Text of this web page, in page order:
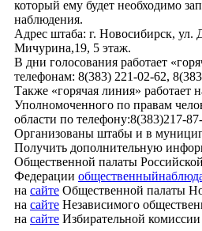
который ему будет необходимо
наблюдения.
Адрес штаба: г. Новосибирск, ул.
Мичурина,19, 5 этаж.
В дни голосования работает
телефонам: 8(383) 221-02-62,
Также «горячая линия» работает
Уполномоченного по правам
области по телефону:8(383)217-
Организованы штабы и в
Получить дополнительную
Общественной палаты Российской
Федерации
на сайте Общественной палаты
на сайте Независимого
на сайте Избирательной